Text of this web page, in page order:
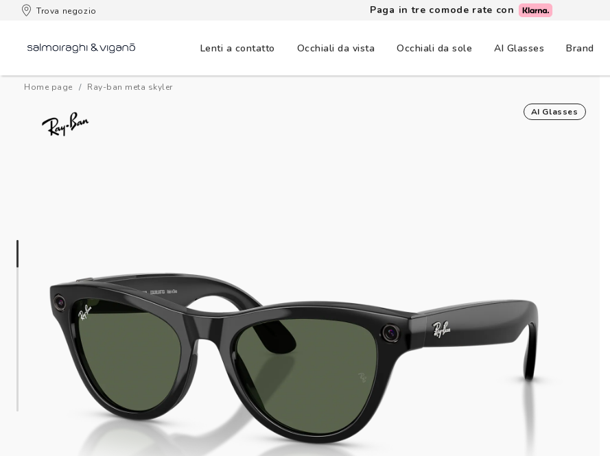
Trova negozio Paga in tre comode rate con
Lenti a contatto Occhiali da vista Occhiali da sole AI Glasses Brand
Home page ray-ban meta skyler
AI Glasses
Spedizione sicura e gratuita, senza spesa minima